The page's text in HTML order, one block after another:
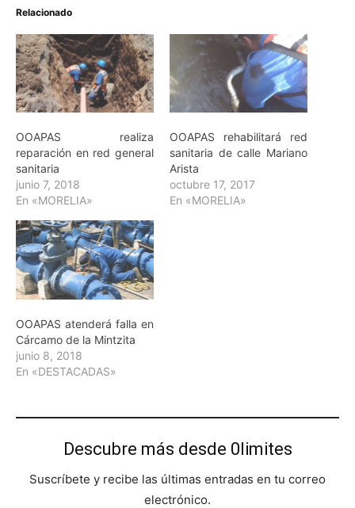
Relacionado
OOAPAS realiza
reparación en red general
sanitaria
junio 7, 2018
En «MORELIA»
OOAPAS rehabilitará red
sanitaria de calle Mariano
Arista
octubre 17, 2017
En «MORELIA»
OOAPAS atenderá falla en
Cárcamo de la Mintzita
junio 8, 2018
En «DESTACADAS»
Descubre más desde 0limites
Suscríbete y recibe las últimas entradas en tu correo
electrónico.